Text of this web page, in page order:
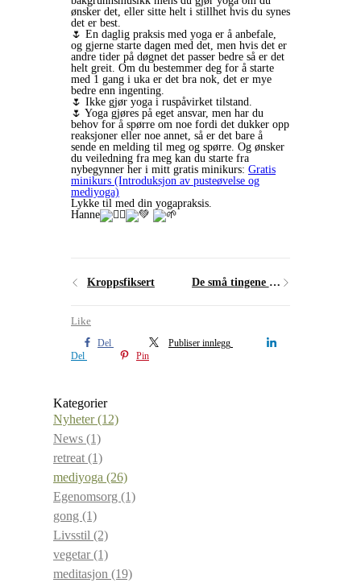
ønsker det, eller sitte helt i stillhet hvis du synes
det er best.
🌷 En daglig praksis med yoga er å anbefale,
og gjerne starte dagen med det, men hvis det er
andre tider på døgnet det passer bedre så er det
helt greit. Om du bestemmer deg for å starte
med 1 gang i uka er det bra nok, det er mye
bedre enn ingenting.
🌷 Ikke gjør yoga i ruspåvirket tilstand.
🌷 Yoga gjøres på eget ansvar, men har du
behov for å spørre om noe fordi det dukker opp
reaksjoner eller noe annet, så er det bare å
sende en melding til meg og spørre. Og ønsker
du veiledning fra meg kan du starte fra
nybegynner her i mitt gratis minikurs: Gratis
minikurs (Introduksjon av pusteøvelse og
mediyoga)
Lykke til med din yogapraksis.
Hanne
Kroppsfiksert De små tingene som styrer livet ditt
Like
Del
Publiser innlegg
Del
Pin
Kategorier
Nyheter(12)
News (1)
retreat (1)
mediyoga (26)
Egenomsorg (1)
gong (1)
Livsstil (2)
vegetar(1)
meditasjon (19)